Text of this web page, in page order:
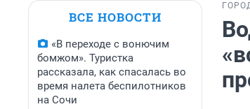
ВСЕ НОВОСТИ
«В переходе с вонючим
бомжом». Туристка
рассказала, как спасалась во
время налета беспилотников
на Сочи